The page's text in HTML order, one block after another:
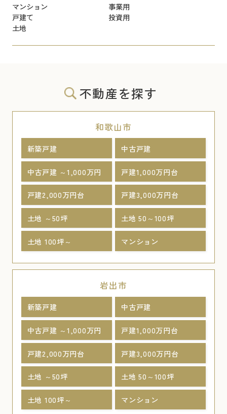
マンション
事業用
戸建て
投資用
土地
不動産を探す
和歌山市
新築戸建 中古戸建
中古戸建 ～1,000万円 戸建1,000万円台
戸建2,000万円台 戸建3,000万円台
土地 ～50坪 土地 50～100坪
土地 100坪～ マンション
岩出市
新築戸建 中古戸建
中古戸建 ～1,000万円 戸建1,000万円台
戸建2,000万円台 戸建3,000万円台
土地 ～50坪 土地 50～100坪
土地 100坪～ マンション